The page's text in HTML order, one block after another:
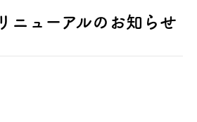
ニューアルのお知らせ